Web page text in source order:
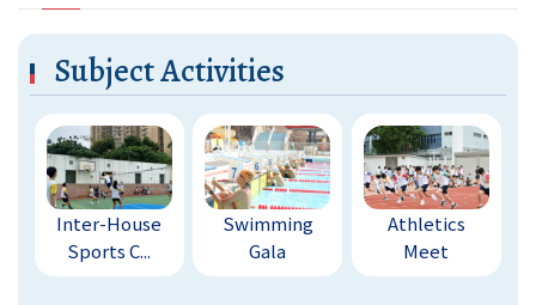
Subject Activities
Inter-House
Sports C...
Swimming
Gala
Athletics
Meet